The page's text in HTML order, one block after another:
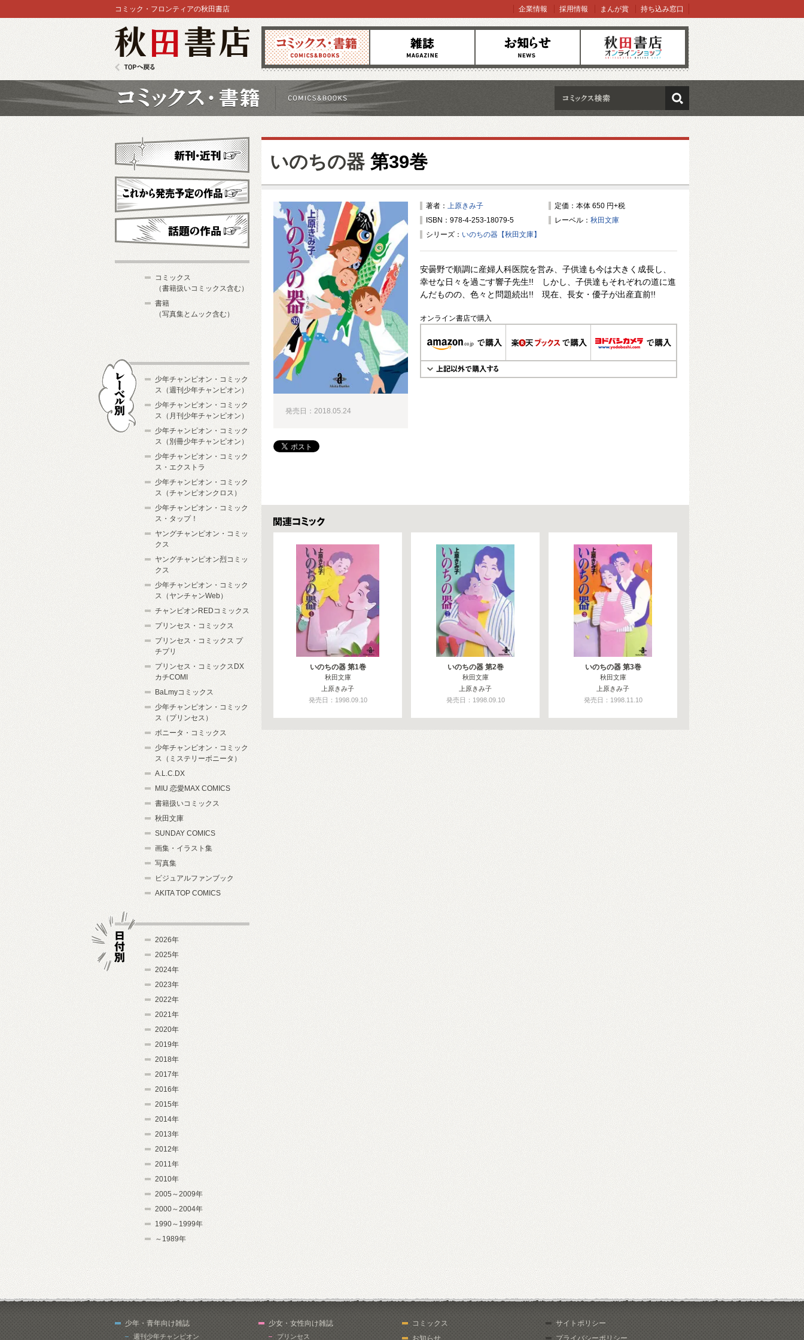
コミックス 雑誌 お知らせ オンラインショップ
コミック・フロンティアの秋田書店 企業情報 採用情報 まんが賞 持ち込み窓口
検索
いのちの器第39巻
著者： 上原きみ子
定価：本体 650 円+税
ISBN：978-4-253-18079-5
レーベル： 秋田文庫
シリーズ： いのちの器【秋田文庫】
安曇野で順調に産婦人科医院を営み、子供達も今は大きく成長し、
幸せな日々を過ごす響子先生!! しかし、子供達もそれぞれの道に進
んだものの、色々と問題続出!! 現在、長女・優子が出産直前!!
オンライン書店で購入
発売日：2018.05.24
関連コミックス
いのちの器 第1巻
秋田文庫
上原きみ子
発売日：1998.09.10
いのちの器 第2巻
秋田文庫
上原きみ子
発売日：1998.09.10
いのちの器 第3巻
秋田文庫
上原きみ子
発売日：1998.11.10
新刊・近刊
これから発売予定
コミックス
（書籍扱いコミックス含む）
書籍
（写真集とムック含む）
少年チャンピオン・コミック
ス（週刊少年チャンピオン）
少年チャンピオン・コミック
ス（月刊少年チャンピオン）
少年チャンピオン・コミック
ス（別冊少年チャンピオン）
少年チャンピオン・コミック
ス・エクストラ
少年チャンピオン・コミック
ス（チャンピオンクロス）
少年チャンピオン・コミック
ス・タップ！
ヤングチャンピオン・コミッ
クス
ヤングチャンピオン烈コミッ
クス
少年チャンピオン・コミック
ス（ヤンチャンWeb）
チャンピオンREDコミックス
プリンセス・コミックス
プリンセス・コミックス プ
チプリ
プリンセス・コミックスDX
カチCOMI
BaLmyコミックス
少年チャンピオン・コミック
ス（プリンセス）
ボニータ・コミックス
少年チャンピオン・コミック
ス（ミステリーボニータ）
A.L.C.DX
MIU 恋愛MAX COMICS
書籍扱いコミックス
秋田文庫
SUNDAY COMICS
画集・イラスト集
写真集
ビジュアルファンブック
AKITA TOP COMICS
2026年
2025年
2024年
2023年
2022年
2021年
2020年
2019年
2018年
2017年
2016年
2015年
2014年
2013年
2012年
2011年
2010年
2005～2009年
2000～2004年
1990～1999年
～1989年
少年・青年向け雑誌
週刊少年チャンピオン
少女・女性向け雑誌
プリンセス
コミックス
お知らせ
サイトポリシー
プライバシーポリシー